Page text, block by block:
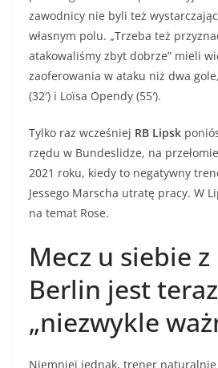
zawodnicy nie byli też
własnym polu. „Trzeba też
atakowaliśmy zbyt dobrze” mieli
zaoferowania w ataku niż dwa
(32′) i Loïsa Opendy (55′).
Tylko raz wcześniej RB Lipsk
rzędu w Bundeslidze, na
2021 roku, kiedy to negatywny
Jessego Marscha utratę pracy. W
na temat Rose.
Mecz u siebie
Berlin jest teraz
„niezwykle
Niemniej jednak, trener naturalnie